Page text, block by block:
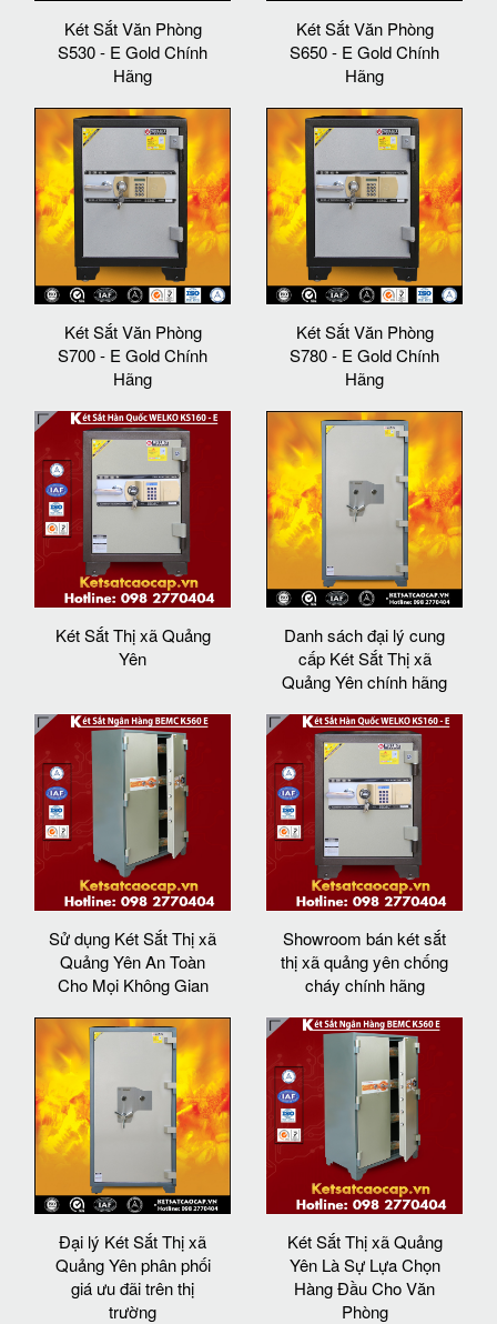
Két Sắt Văn Phòng
S530 - E Gold Chính
Hãng
Két Sắt Văn Phòng
S650 - E Gold Chính
Hãng
Két Sắt Văn Phòng
S700 - E Gold Chính
Hãng
Két Sắt Văn Phòng
S780 - E Gold Chính
Hãng
Két Sắt Thị xã Quảng
Yên
Danh sách đại lý cung
cấp Két Sắt Thị xã
Quảng Yên chính hãng
Sử dụng Két Sắt Thị xã
Quảng Yên An Toàn
Cho Mọi Không Gian
Showroom bán két sắt
thị xã quảng yên chống
cháy chính hãng
Đại lý Két Sắt Thị xã
Quảng Yên phân phối
giá ưu đãi trên thị
trường
Két Sắt Thị xã Quảng
Yên Là Sự Lựa Chọn
Hàng Đầu Cho Văn
Phòng